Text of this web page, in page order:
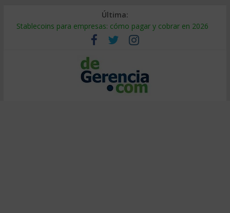
Última:
Stablecoins para empresas: cómo pagar y cobrar en 2026
Despido silencioso: qué es y por qué sale tan caro
IA en selección de personal: cómo auditarla a tiempo
Trabajo forzoso en la cadena de suministro: qué hacer
Mercado hispano de EE. UU.: cómo segmentarlo y venderle